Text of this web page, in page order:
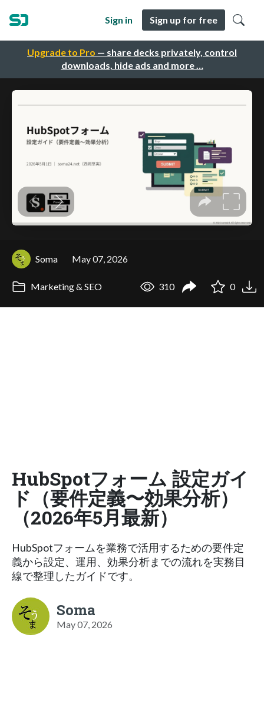
Upgrade to Pro — share decks privately, control
downloads, hide ads and more …
Sign in Sign up for free
Soma May 07, 2026
Marketing & SEO 310 0
HubSpotフォーム 設定ガイ
ド（要件定義〜効果分析）
（2026年5月最新）
HubSpotフォームを業務で活用するための要件定
義から設定、運用、効果分析までの流れを実務目
線で整理したガイドです。
Soma
May 07, 2026